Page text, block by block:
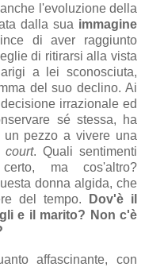
l'evoluzione della
dalla sua immagine
di aver raggiunto
di ritirarsi alla vista
a lei sconosciuta,
del suo declino. Ai
irrazionale ed
sé stessa, ha
un pezzo a vivere una
court. Quali sentimenti
ma cos'altro?
donna algida, che
del tempo.
Dov'è il
e il marito? Non c'è
affascinante, con